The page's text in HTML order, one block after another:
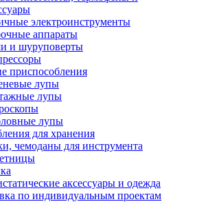
электроинструменты
аппараты
и шуруповерты
приспособления
лупы
лупы
лупы
для хранения
чемоданы для инструмента
аксессуары и одежда
по индивидуальным проектам